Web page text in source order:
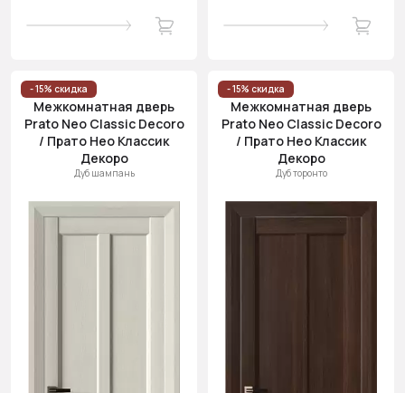
- 15% скидка
Межкомнатная дверь
Prato Neo Classic Decoro
/ Прато Нео Классик
Декоро
Дуб шампань
- 15% скидка
Межкомнатная дверь
Prato Neo Classic Decoro
/ Прато Нео Классик
Декоро
Дуб торонто